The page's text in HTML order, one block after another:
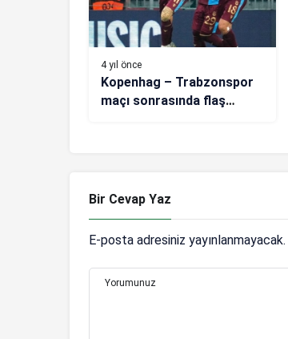
4 yıl önce
Kopenhag – Trabzonspor
maçı sonrasında flaş
Bir Cevap Yaz
E-posta adresiniz yayınlanmayacak.
Yorumunuz